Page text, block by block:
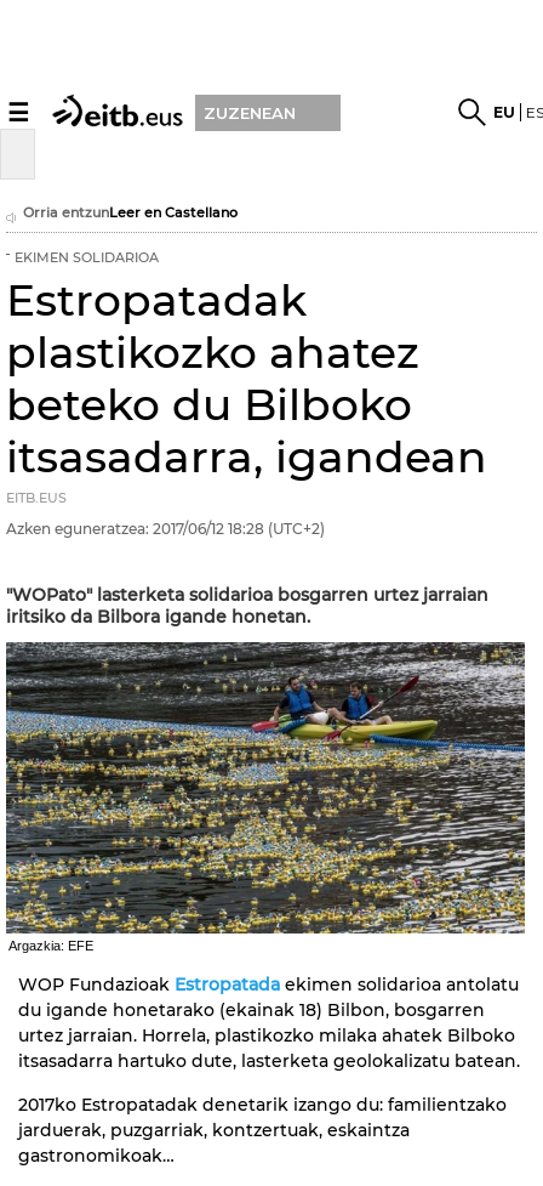
☰ ZUZENEAN EU
Orria entzunLeer en Castellano
EKIMEN SOLIDARIOA
Estropatadak
plastikozko ahatez
beteko du Bilboko
itsasadarra, igandean
EITB.EUS
Azken eguneratzea: 2017/06/12 18:28 (UTC+2)
"WOPato" lasterketa solidarioa bosgarren urtez jarraian
iritsiko da Bilbora igande honetan.
Argazkia: EFE
WOP Fundazioak Estropatada ekimen solidarioa antolatu
du igande honetarako (ekainak 18) Bilbon, bosgarren
urtez jarraian. Horrela, plastikozko milaka ahatek Bilboko
itsasadarra hartuko dute, lasterketa geolokalizatu batean.
2017ko Estropatadak denetarik izango du: familientzako
jarduerak, puzgarriak, kontzertuak, eskaintza
gastronomikoak…